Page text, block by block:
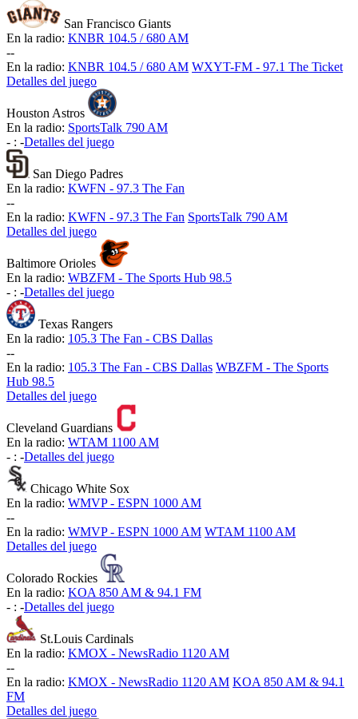
San Francisco Giants
En la radio: KNBR 104.5 / 680 AM
--
En la radio: KNBR 104.5 / 680 AM WXYT-FM - 97.1 The Ticket
Detalles del juego
Houston Astros
En la radio: SportsTalk 790 AM
- : -Detalles del juego
San Diego Padres
En la radio: KWFN - 97.3 The Fan
--
En la radio: KWFN - 97.3 The Fan SportsTalk 790 AM
Detalles del juego
Baltimore Orioles
En la radio: WBZFM - The Sports Hub 98.5
- : -Detalles del juego
Texas Rangers
En la radio: 105.3 The Fan - CBS Dallas
--
En la radio: 105.3 The Fan - CBS Dallas WBZFM - The Sports
Hub 98.5
Detalles del juego
Cleveland Guardians
En la radio: WTAM 1100 AM
- : -Detalles del juego
Chicago White Sox
En la radio: WMVP - ESPN 1000 AM
--
En la radio: WMVP - ESPN 1000 AM WTAM 1100 AM
Detalles del juego
Colorado Rockies
En la radio: KOA 850 AM & 94.1 FM
- : -Detalles del juego
St.Louis Cardinals
En la radio: KMOX - NewsRadio 1120 AM
--
En la radio: KMOX - NewsRadio 1120 AM KOA 850 AM & 94.1
FM
Detalles del juego